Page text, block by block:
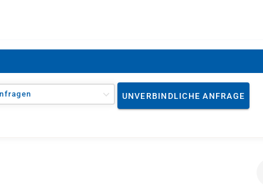
UNVERBINDLICHE ANFRAGE